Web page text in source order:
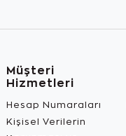
Müşteri
Hizmetleri
Hesap Numaraları
Kişisel Verilerin